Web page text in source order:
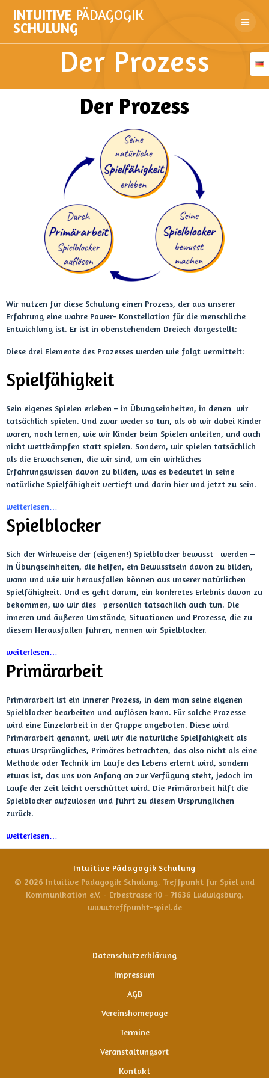
INTUITIVE PÄDAGOGIK
SCHULUNG
Der Prozess
Der Prozess
Wir nutzen für diese Schulung einen Prozess, der aus unserer
Erfahrung eine wahre Power- Konstellation für die menschliche
Entwicklung ist. Er ist in obenstehendem Dreieck dargestellt:
Diese drei Elemente des Prozesses werden wie folgt vermittelt:
Spielfähigkeit
Sein eigenes Spielen erleben – in Übungseinheiten, in denen wir
tatsächlich spielen. Und zwar weder so tun, als ob wir dabei Kinder
wären, noch lernen, wie wir Kinder beim Spielen anleiten, und auch
nicht wettkämpfen statt spielen. Sondern, wir spielen tatsächlich
als die Erwachsenen, die wir sind, um ein wirkliches
Erfahrungswissen davon zu bilden, was es bedeutet in seine
natürliche Spielfähigkeit vertieft und darin hier und jetzt zu sein.
weiterlesen…
Spielblocker
Sich der Wirkweise der (eigenen!) Spielblocker bewusst werden –
in Übungseinheiten, die helfen, ein Bewusstsein davon zu bilden,
wann und wie wir herausfallen können aus unserer natürlichen
Spielfähigkeit. Und es geht darum, ein konkretes Erlebnis davon zu
bekommen, wo wir dies persönlich tatsächlich auch tun. Die
inneren und äußeren Umstände, Situationen und Prozesse, die zu
diesem Herausfallen führen, nennen wir Spielblocker.
weiterlesen…
Primärarbeit
Primärarbeit ist ein innerer Prozess, in dem man seine eigenen
Spielblocker bearbeiten und auflösen kann. Für solche Prozesse
wird eine Einzelarbeit in der Gruppe angeboten. Diese wird
Primärarbeit genannt, weil wir die natürliche Spielfähigkeit als
etwas Ursprüngliches, Primäres betrachten, das also nicht als eine
Methode oder Technik im Laufe des Lebens erlernt wird, sondern
etwas ist, das uns von Anfang an zur Verfügung steht, jedoch im
Laufe der Zeit leicht verschüttet wird. Die Primärarbeit hilft die
Spielblocker aufzulösen und führt zu diesem Ursprünglichen
zurück.
weiterlesen…
Intuitive Pädagogik Schulung
© 2026 Intuitive Pädagogik Schulung. Treffpunkt für Spiel und
Kommunikation e.V. - Erbestrasse 10 - 71636 Ludwigsburg.
www.treffpunkt-spiel.de
Datenschutzerklärung
Impressum
AGB
Vereinshomepage
Termine
Veranstaltungsort
Kontakt